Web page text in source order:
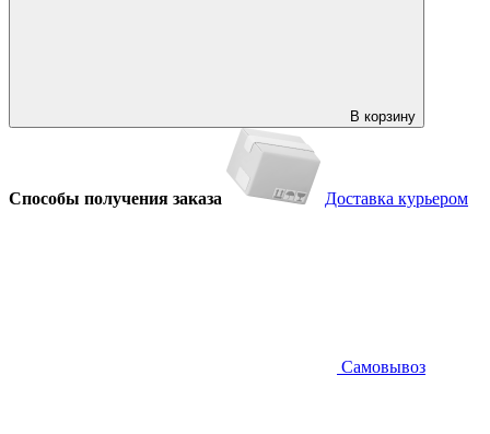
В корзину
Способы получения заказа Доставка курьером
Самовывоз